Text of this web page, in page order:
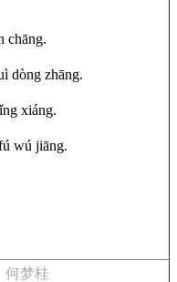
chāng.
dòng zhāng.
xiáng.
wú jiāng.
何梦桂